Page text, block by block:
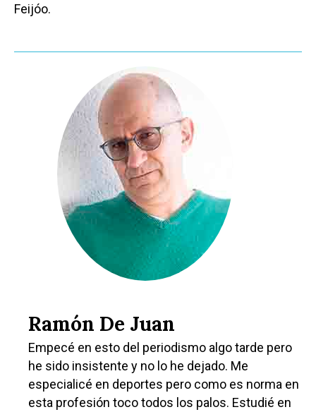
Feijóo.
Ramón De Juan
Empecé en esto del periodismo algo tarde pero
he sido insistente y no lo he dejado. Me
especialicé en deportes pero como es norma en
esta profesión toco todos los palos. Estudié en